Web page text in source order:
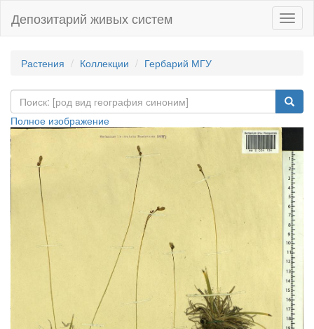
Депозитарий живых систем
Растения Коллекции Гербарий МГУ
Полное изображение